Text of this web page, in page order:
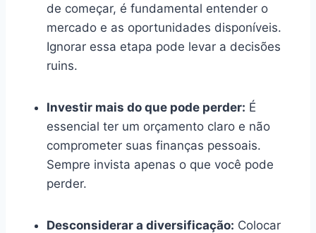
de começar, é fundamental entender o
mercado e as oportunidades disponíveis.
Ignorar essa etapa pode levar a decisões
ruins.
Investir mais do que pode perder: É
essencial ter um orçamento claro e não
comprometer suas finanças pessoais.
Sempre invista apenas o que você pode
perder.
Desconsiderar a diversificação: Colocar